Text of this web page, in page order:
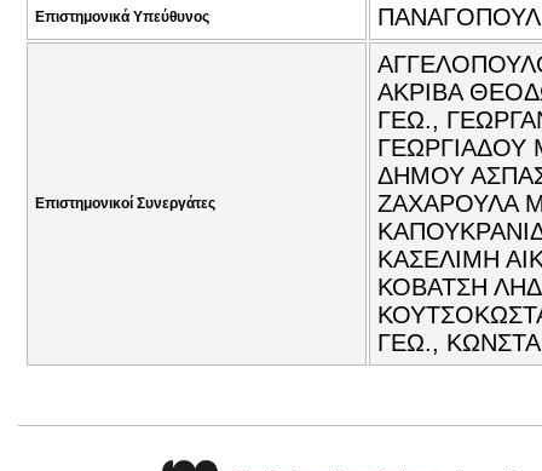
Επιστημονικά Υπεύθυνος
Επιστημονικοί Συνεργάτες
ΑΚΡΙΒΑ
ΓΕΩ.,
ΓΕΩΡΓΙΑΔΟΥ
ΔΗΜΟΥ
ΖΑΧΑΡΟΥΛΑ
ΚΑΣΕΛΙΜΗ
ΚΟΒΑΤΣΗ
ΓΕΩ.,